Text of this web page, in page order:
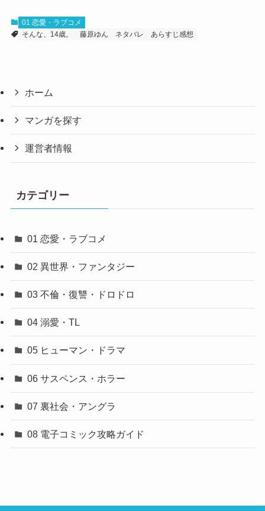
01 恋愛・ラブコメ
そんな、14歳。
藤原ゆん ネタバレ あらすじ感想
ホーム
マンガを探す
運営者情報
カテゴリー
01 恋愛・ラブコメ
02 異世界・ファンタジー
03 不倫・復讐・ドロドロ
04 溺愛・TL
05 ヒューマン・ドラマ
06 サスペンス・ホラー
07 裏社会・アングラ
08 電子コミック攻略ガイド